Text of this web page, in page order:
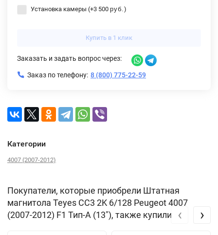
Установка камеры (+3 500 руб. )
Купить в 1 клик
Заказать и задать вопрос через:
Заказ по телефону: 8 (800) 775-22-59
Категории
4007 (2007-2012)
Покупатели, которые приобрели Штатная
магнитола Teyes CC3 2K 6/128 Peugeot 4007
(2007-2012) F1 Тип-A (13"), также купили
‹ ›